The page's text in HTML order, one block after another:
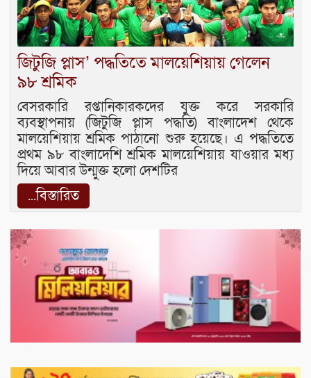
জিটুজি প্লাস’ পদ্ধতিতে মালয়েশিয়ায় গেলেন
৯৮ শ্রমিক
বেসরকারি রপ্তানিকারকদের যুক্ত করে সরকারি
ব্যবস্থাপনায় (জিটুজি প্লাস পদ্ধতি) বাংলাদেশ থেকে
মালয়েশিয়ায় শ্রমিক পাঠানো শুরু হয়েছে। এ পদ্ধতিতে
প্রথম ৯৮ বাংলাদেশি শ্রমিক মালয়েশিয়ায় যাওয়ার মধ্য
দিয়ে আবার উন্মুক্ত হলো দেশটির
...বিস্তারিত